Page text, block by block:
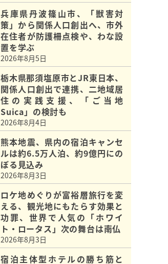
兵庫県丹波篠山市、「獣害対
策」から関係人口創出へ、市外
在住者が防護柵点検や、わな設
置を学ぶ
2026年8月5日
栃木県那須塩原市とJR東日本、
関係人口創出で連携、二地域居
住の実践支援、「ご当地
Suica」の検討も
2026年8月4日
熊本地震、県内の宿泊キャンセ
ルは約6.5万人泊、約9億円にの
ぼる見込み
2026年8月3日
ロケ地めぐりが富裕層旅行を変
える、観光地にもたらす効果と
功罪、世界で人気の「ホワイ
ト・ロータス」次の舞台は南仏
2026年8月3日
宿泊主体型ホテルの勝ち筋と